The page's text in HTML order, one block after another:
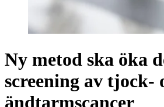
Ny metod ska öka
screening av tjock-
ändtarmscancer